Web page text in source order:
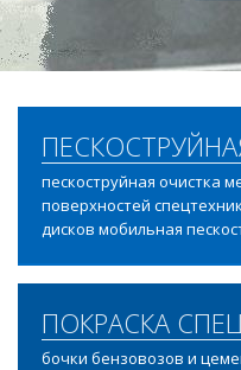
пескоструйная очистка
поверхностей
дисков мобильная
ПОКРАСКА
бочки бензовозов и